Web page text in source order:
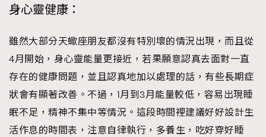
身心靈健康：
雖然大部分天蠍座朋友都沒有特別壞的情況出現，而且從
4月開始，身心靈能量更接近，若果願意認真去面對一直
存在的健康問題，並且認真地加以處理的話，有些長期症
狀會有顯著改善。不過，1月到3月能量較低，容易出現睡
眠不足，精神不集中等情況。這段時間裡建議好好設計生
活作息的時間表，注意自律執行，多養生，吃好穿好睡